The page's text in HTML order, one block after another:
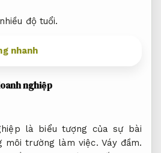
độ tuổi.
nhanh
nghiệp
là biểu tượng của sự bài
môi trường làm việc. Váy đầm.